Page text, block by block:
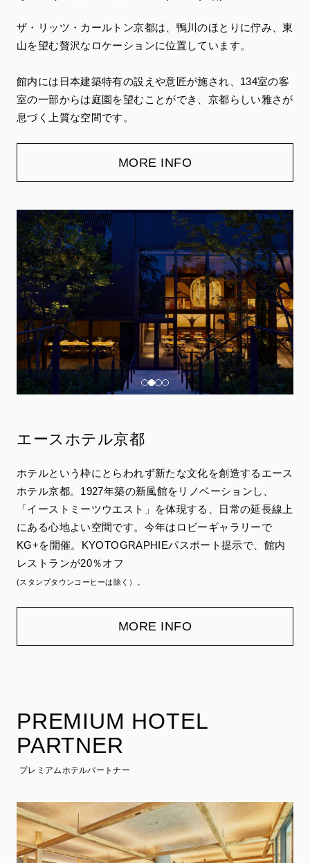
ザ・リッツ・カールトン京都は、鴨川のほとりに佇み、東
山を望む贅沢なロケーションに位置しています。
館内には日本建築特有の設えや意匠が施され、134室の客
室の一部からは庭園を望むことができ、京都らしい雅さが
息づく上質な空間です。
MORE INFO
エースホテル京都
ホテルという枠にとらわれず新たな文化を創造するエース
ホテル京都。1927年築の新風館をリノベーションし、
「イーストミーツウエスト」を体現する、日常の延長線上
にある心地よい空間です。今年はロビーギャラリーで
KG+を開催。KYOTOGRAPHIEパスポート提示で、館内
レストランが20％オフ
(スタンプタウンコーヒーは除く）。
MORE INFO
PREMIUM HOTEL
PARTNER
プレミアムホテルパートナー